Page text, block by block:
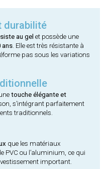
durabilité
au gel et possède une
ans . Elle est très résistante à
pas sous les variations
touche élégante et
s’intégrant parfaitement
traditionnels.
que les matériaux
PVC ou l’aluminium, ce qui
important.